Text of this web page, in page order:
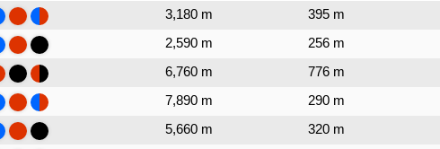
3,180 m 395 m
2,590 m 256 m
6,760 m 776 m
7,890 m 290 m
5,660 m 320 m